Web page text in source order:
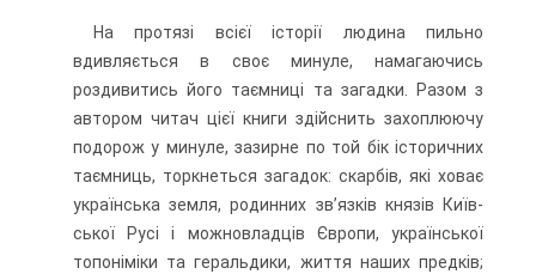
На протязі всієї історії людина пильно
вдивляється в своє ми­нуле, намагаючись
роздивитись його таємниці та загадки. Разом з
автором читач цієї книги здійснить захоплюючу
подорож у мину­ле, зазирне по той бік історичних
таємниць, торкнеться загадок: скарбів, які ховає
українська земля, родинних зв’язків князів Київ­
ської Русі і можновладців Європи, української
топоніміки та ге­ральдики, життя наших предків;